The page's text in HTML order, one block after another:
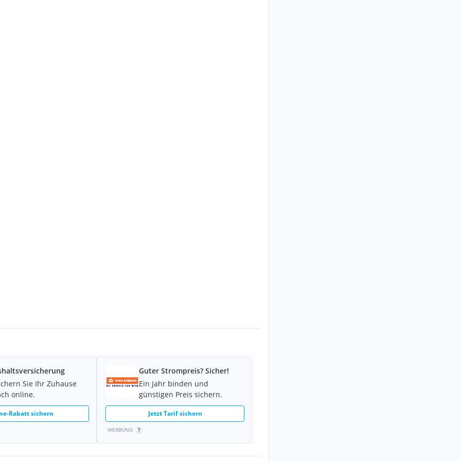
und Freizeitangeboten
der nahe gelegene
ein. In
Heurigen sowie die
inkl. MwSt.) angeboten!
vermittelnden Dritten ein
Sie Ihr Zuhause
online.
Rabatt sichern
Guter Strompreis? Sicher!
Ein Jahr binden und
günstigen Preis sichern.
Jetzt Tarif sichern
WERBUNG